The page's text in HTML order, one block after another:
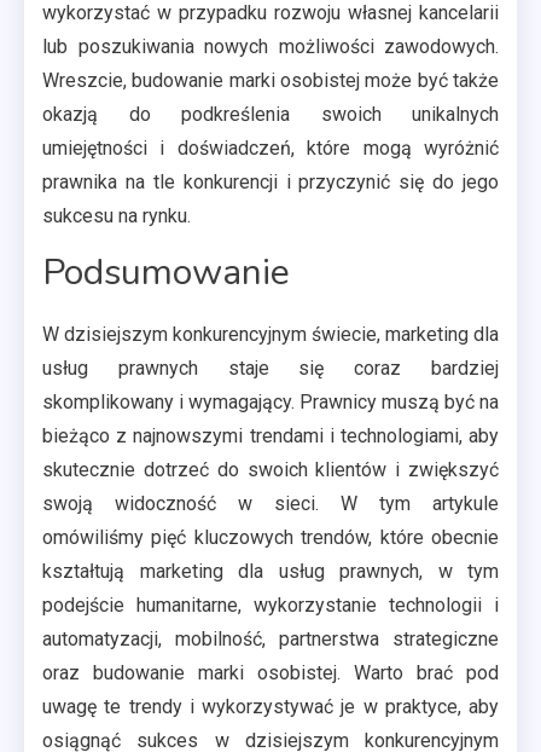
wykorzystać w przypadku rozwoju własnej kancelarii
lub poszukiwania nowych możliwości zawodowych.
Wreszcie, budowanie marki osobistej może być także
okazją do podkreślenia swoich unikalnych
umiejętności i doświadczeń, które mogą wyróżnić
prawnika na tle konkurencji i przyczynić się do jego
sukcesu na rynku.
Podsumowanie
W dzisiejszym konkurencyjnym świecie, marketing dla
usług prawnych staje się coraz bardziej
skomplikowany i wymagający. Prawnicy muszą być na
bieżąco z najnowszymi trendami i technologiami, aby
skutecznie dotrzeć do swoich klientów i zwiększyć
swoją widoczność w sieci. W tym artykule
omówiliśmy pięć kluczowych trendów, które obecnie
kształtują marketing dla usług prawnych, w tym
podejście humanitarne, wykorzystanie technologii i
automatyzacji, mobilność, partnerstwa strategiczne
oraz budowanie marki osobistej. Warto brać pod
uwagę te trendy i wykorzystywać je w praktyce, aby
osiągnąć sukces w dzisiejszym konkurencyjnym